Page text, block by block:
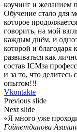
коучинг и желанием
Обучение стало для
которое
говорить, на мой
каждым днём, и
которой и благодаря
развиваться как
состав ICMза
и за то, что
опытом!!!
Vkontakte
Previous slide
Next slide
«Я много уже
Гайнетдинова